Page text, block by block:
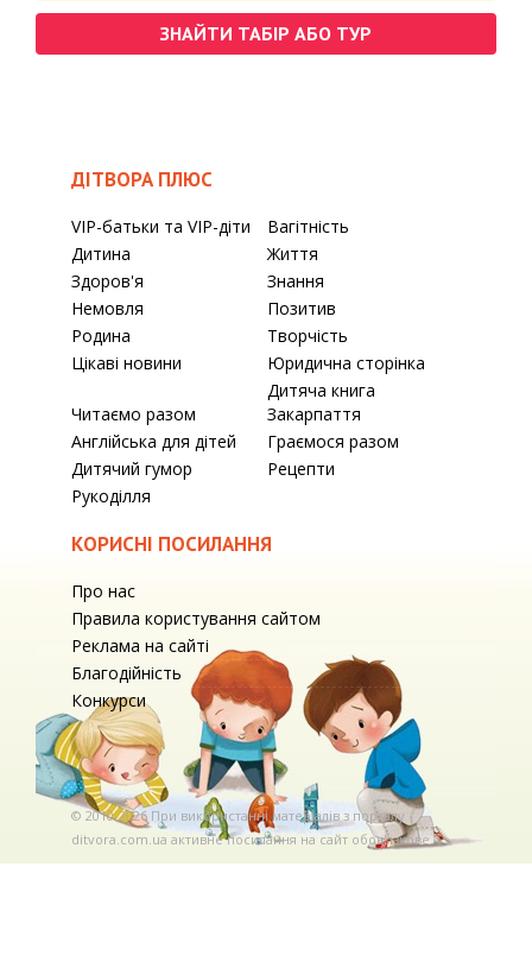
ЗНАЙТИ ТАБІР АБО ТУР
ДІТВОРА ПЛЮС
VIP-батьки та VIP-діти
Вагітність
Дитина
Життя
Здоров'я
Знання
Немовля
Позитив
Родина
Творчість
Цікаві новини
Юридична сторінка
Читаємо разом
Дитяча книга
Закарпаття
Англійська для дітей
Граємося разом
Дитячий гумор
Рецепти
Рукоділля
КОРИСНІ ПОСИЛАННЯ
Про нас
Правила користування сайтом
Реклама на сайті
Благодійність
Конкурси
© 2010-2026 При використаннi матерiалiв з порталу
ditvora.com.ua активне посилання на сайт обов'язкове. .